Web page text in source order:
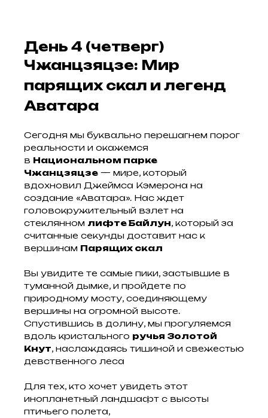
День 4 (четверг)
Чжанцзяцзе: Мир
парящих скал и легенд
Аватара
Сегодня мы буквально перешагнем порог
реальности и окажемся
в Национальном парке
Чжанцзяцзе — мире, который
вдохновил Джеймса Кэмерона на
создание «Аватара». Нас ждет
головокружительный взлет на
стеклянном лифте Байлун, который за
считанные секунды доставит нас к
вершинам Парящих скал
Вы увидите те самые пики, застывшие в
туманной дымке, и пройдете по
природному мосту, соединяющему
вершины на огромной высоте.
Спустившись в долину, мы прогуляемся
вдоль кристального ручья Золотой
Кнут, наслаждаясь тишиной и свежестью
девственного леса
Для тех, кто хочет увидеть этот
инопланетный ландшафт с высоты
птичьего полета,